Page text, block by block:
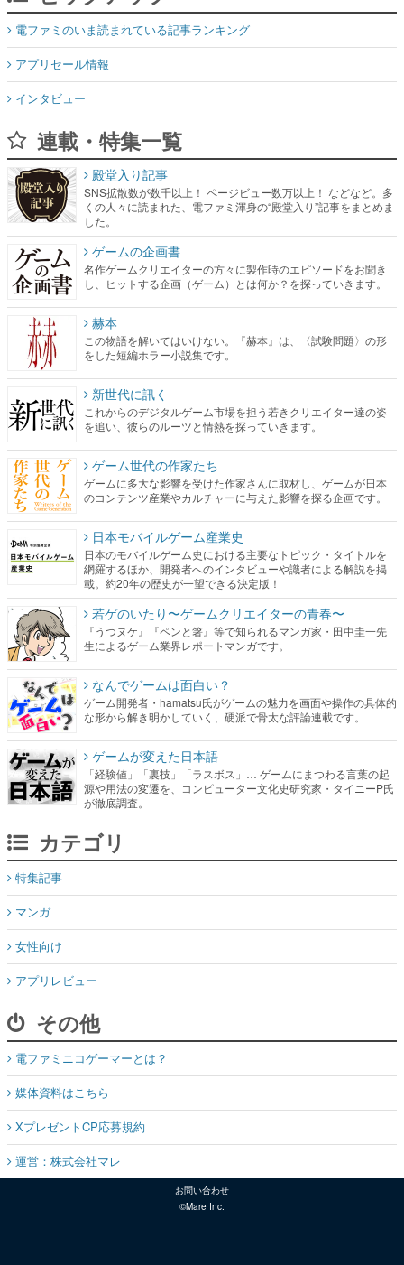
電ファミのいま読まれている記事ランキング
アプリセール情報
インタビュー
連載・特集一覧
殿堂入り記事
SNS拡散数が数千以上！ ページビュー数万以上！ などなど。多
くの人々に読まれた、電ファミ渾身の“殿堂入り”記事をまとめま
した。
ゲームの企画書
名作ゲームクリエイターの方々に製作時のエピソードをお聞き
し、ヒットする企画（ゲーム）とは何か？を探っていきます。
赫本
この物語を解いてはいけない。『赫本』は、〈試験問題〉の形
をした短編ホラー小説集です。
新世代に訊く
これからのデジタルゲーム市場を担う若きクリエイター達の姿
を追い、彼らのルーツと情熱を探っていきます。
ゲーム世代の作家たち
ゲームに多大な影響を受けた作家さんに取材し、ゲームが日本
のコンテンツ産業やカルチャーに与えた影響を探る企画です。
日本モバイルゲーム産業史
日本のモバイルゲーム史における主要なトピック・タイトルを
網羅するほか、開発者へのインタビューや識者による解説を掲
載。約20年の歴史が一望できる決定版！
若ゲのいたり〜ゲームクリエイターの青春〜
『うつヌケ』『ペンと箸』等で知られるマンガ家・田中圭一先
生によるゲーム業界レポートマンガです。
なんでゲームは面白い？
ゲーム開発者・hamatsu氏がゲームの魅力を画面や操作の具体的
な形から解き明かしていく、硬派で骨太な評論連載です。
ゲームが変えた日本語
「経験値」「裏技」「ラスボス」… ゲームにまつわる言葉の起
源や用法の変遷を、コンピューター文化史研究家・タイニーP氏
が徹底調査。
カテゴリ
特集記事
マンガ
女性向け
アプリレビュー
その他
電ファミニコゲーマーとは？
媒体資料はこちら
XプレゼントCP応募規約
運営：株式会社マレ
お問い合わせ
©Mare Inc.